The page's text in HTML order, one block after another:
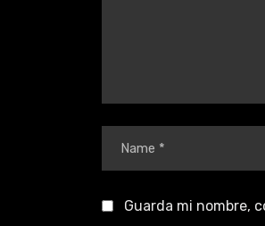
Guarda mi nombre,